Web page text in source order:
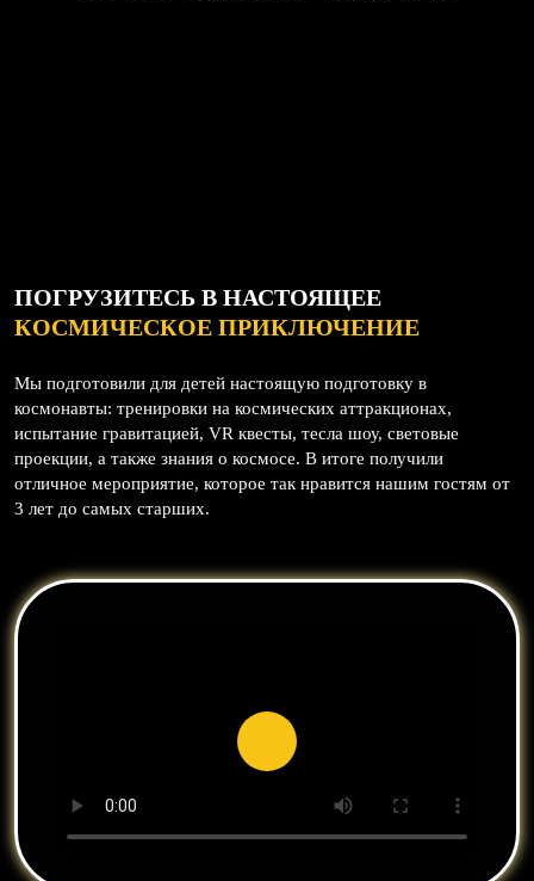
ПОГРУЗИТЕСЬ В НАСТОЯЩЕЕ
КОСМИЧЕСКОЕ ПРИКЛЮЧЕНИЕ
Мы подготовили для детей настоящую подготовку в
космонавты: тренировки на космических аттракционах,
испытание гравитацией, VR квесты, тесла шоу, световые
проекции, а также знания о космосе. В итоге получили
отличное мероприятие, которое так нравится нашим гостям от
3 лет до самых старших.